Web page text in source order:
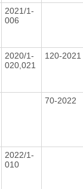
2021/1-
006
2020/1-
020,021
120-2021
70-2022
2022/1-
010